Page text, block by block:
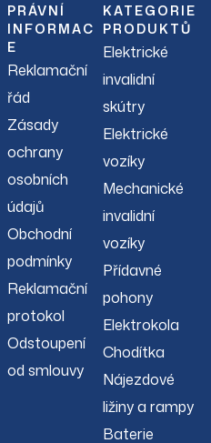
PRÁVNÍ
INFORMAC
E
Reklamační
řád
Zásady
ochrany
osobních
údajů
Obchodní
podmínky
Reklamační
protokol
Odstoupení
od smlouvy
KATEGORIE
PRODUKTŮ
Elektrické
invalidní
skútry
Elektrické
vozíky
Mechanické
invalidní
vozíky
Přídavné
pohony
Elektrokola
Chodítka
Nájezdové
ližiny a rampy
Baterie